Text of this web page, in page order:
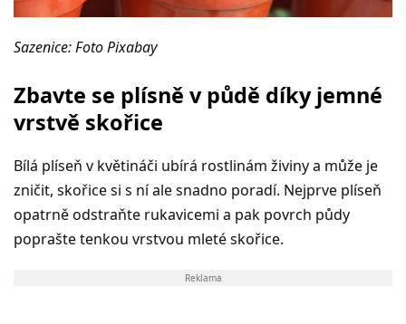
Sazenice: Foto Pixabay
Zbavte se plísně v půdě díky jemné
vrstvě skořice
Bílá plíseň v květináči ubírá rostlinám živiny a může je
zničit, skořice si s ní ale snadno poradí. Nejprve plíseň
opatrně odstraňte rukavicemi a pak povrch půdy
poprašte tenkou vrstvou mleté skořice.
Reklama